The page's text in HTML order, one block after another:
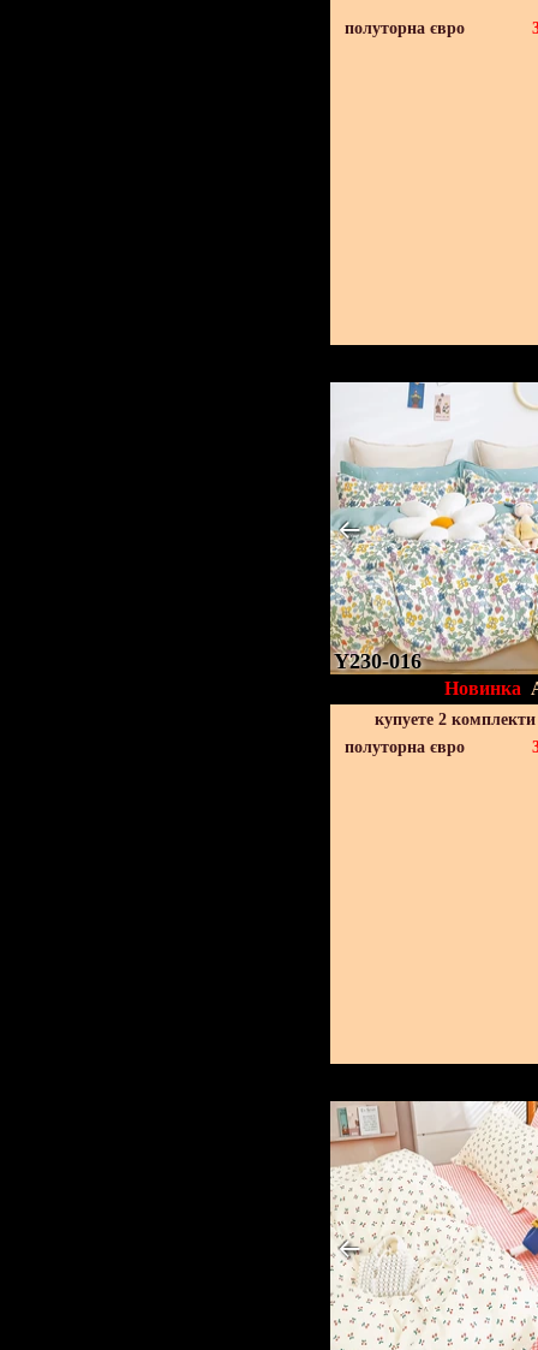
полуторна євро
Y230-016
Новинка
купуете 2
полуторна євро